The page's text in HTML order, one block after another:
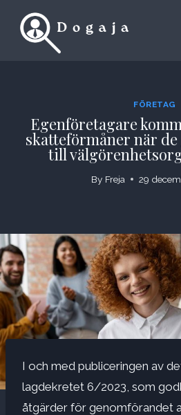
FÖRETAG
Egenföretagare
skatteförmåner när
till
By Freja 29
I och med publiceringen av
lagdekretet 6/2023, som
åtgärder för genomförandet